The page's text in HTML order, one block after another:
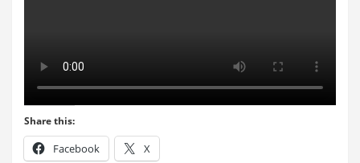
Share this:
Facebook X